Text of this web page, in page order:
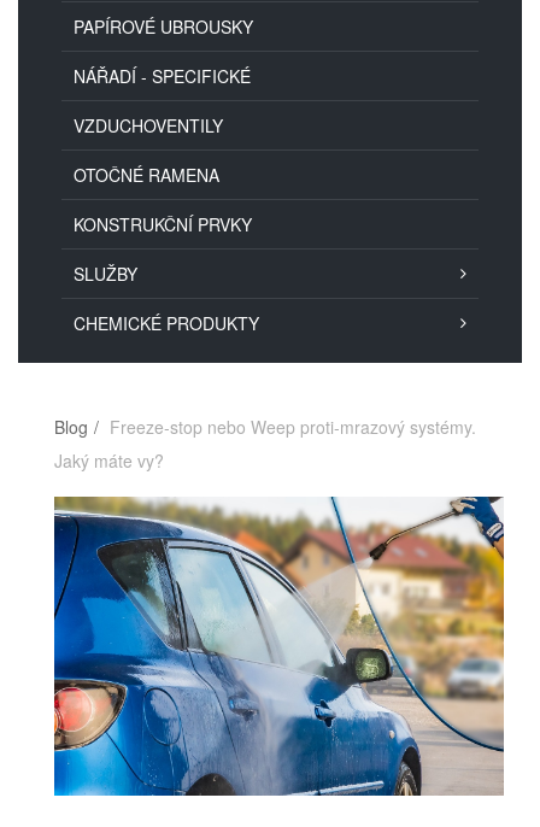
PAPÍROVÉ UBROUSKY
NÁŘADÍ - SPECIFICKÉ
VZDUCHOVENTILY
OTOČNÉ RAMENA
KONSTRUKČNÍ PRVKY
SLUŽBY
CHEMICKÉ PRODUKTY
Blog
Freeze-stop nebo Weep proti-mrazový systémy.
Jaký máte vy?